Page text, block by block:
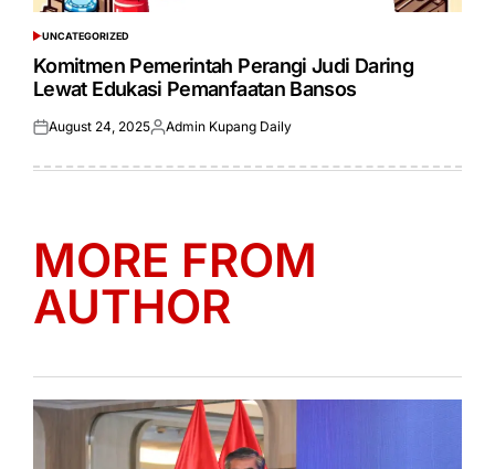
POSTED
IN
UNCATEGORIZED
Komitmen Pemerintah Perangi Judi Daring
Lewat Edukasi Pemanfaatan Bansos
Posted
August 24, 2025Posted
Admin Kupang Daily
MORE FROM
AUTHOR